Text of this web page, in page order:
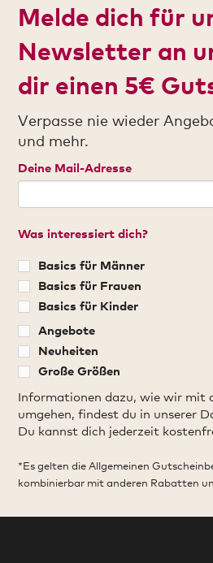
Melde dich für
Newsletter an
dir einen 5€
Verpasse nie wieder
und mehr.
Deine Mail-Adresse
Was interessiert dich?
Basics für Männer
Basics für Frauen
Basics für Kinder
Angebote
Neuheiten
Große Größen
Informationen dazu, wie wir mit
umgehen, findest du in unserer
Du kannst dich jederzeit
*Es gelten die Allgemeinen
kombinierbar mit anderen Rabatten